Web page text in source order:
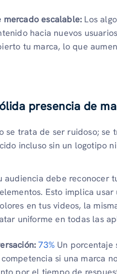
mercado escalable: Los
hacia nuevos
tu marca, lo que
presencia de
se trata de ser ruidoso; se
incluso sin un logotipo
audiencia debe reconocer
Esto implica
en tus videos, la
uniforme en todas las
73% Un porcentaje
si una marca
por el tiempo de